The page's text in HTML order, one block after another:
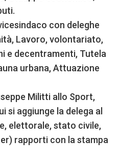
con deleghe
Lavoro, volontariato,
e decentramenti, Tutela
urbana, Attuazione
Militti allo Sport,
si aggiunge la delega al
elettorale, stato civile,
rapporti con la stampa